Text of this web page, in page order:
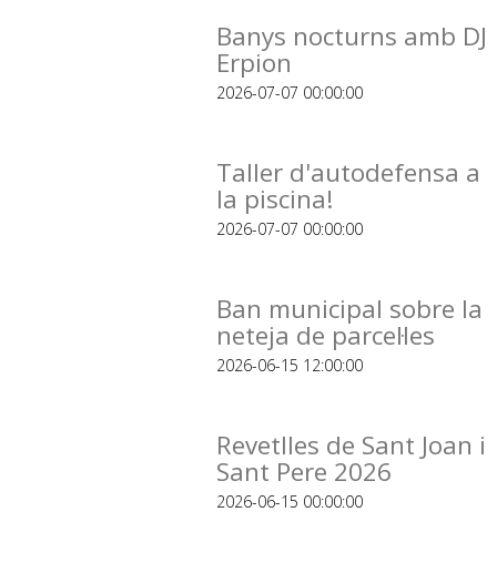
Banys nocturns amb DJ
Erpion
2026-07-07 00:00:00
Taller d'autodefensa a
la piscina!
2026-07-07 00:00:00
Ban municipal sobre la
neteja de parcel·les
2026-06-15 12:00:00
Revetlles de Sant Joan i
Sant Pere 2026
2026-06-15 00:00:00